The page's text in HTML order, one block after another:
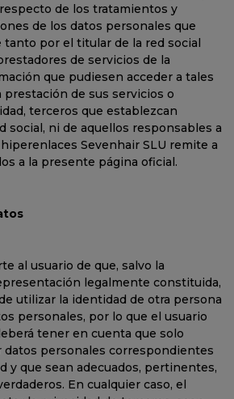
de los tratamientos y
de los datos personales que
tanto por el titular de la red social
de servicios de la
que pudiesen acceder a tales
prestación de sus servicios o
terceros que establezcan
social, ni de aquellos responsables a
Sevenhair SLU remite a
a la presente página oficial.
al usuario de que, salvo la
legalmente constituida,
utilizar la identidad de otra persona
personales, por lo que el usuario
tener en cuenta que solo
personales correspondientes
y que sean adecuados, pertinentes,
En cualquier caso, el